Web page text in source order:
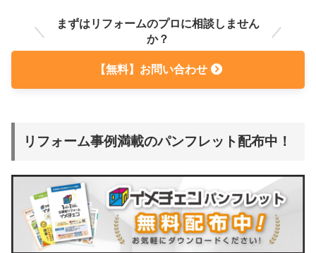
まずはリフォームのプロに相談しません
か？
【無料】お問い合わせ
リフォーム事例満載のパンフレット配布中！